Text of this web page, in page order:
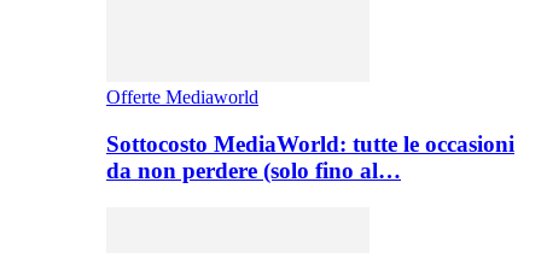
Offerte Mediaworld
Sottocosto MediaWorld: tutte le occasioni
da non perdere (solo fino al…